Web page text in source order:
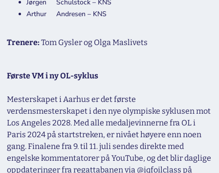
Jørgen Schulstock – KNS
Arthur Andresen – KNS
Trenere: Tom Gysler og Olga Maslivets
Første VM i ny OL-syklus
Mesterskapet i Aarhus er det første
verdensmesterskapet i den nye olympiske syklusen mot
Los Angeles 2028. Med alle medaljevinnerne fra OL i
Paris 2024 på startstreken, er nivået høyere enn noen
gang. Finalene fra 9. til 11. juli sendes direkte med
engelske kommentatorer på YouTube, og det blir daglige
oppdateringer fra regattabanen via @iqfoilclass på